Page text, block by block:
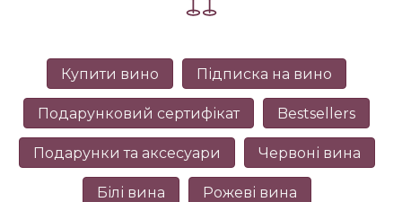
Купити вино Підписка на вино
Подарунковий сертифікат Bestsellers
Подарунки та аксесуари Червоні вина
Білі вина Рожеві вина